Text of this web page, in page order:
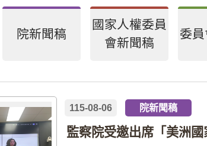
院新聞稿
國家人權委員
會新聞稿
委
監察院受邀出席「美洲
115-08-06 院新聞稿